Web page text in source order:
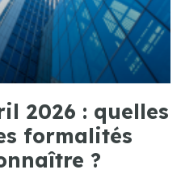
2026 : quelles
formalités
?